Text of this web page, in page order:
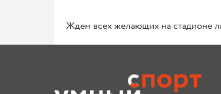
Ждем всех желающих на стадионе